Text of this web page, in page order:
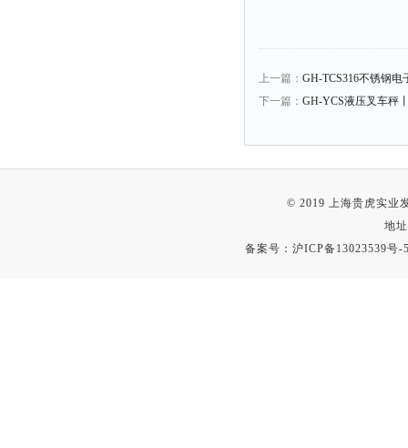
上一篇： GH-TCS316不锈钢
下一篇： GH-YCS液压叉车秤
© 2019 上海贵虎实业
地
备案号：沪ICP备13023539号-